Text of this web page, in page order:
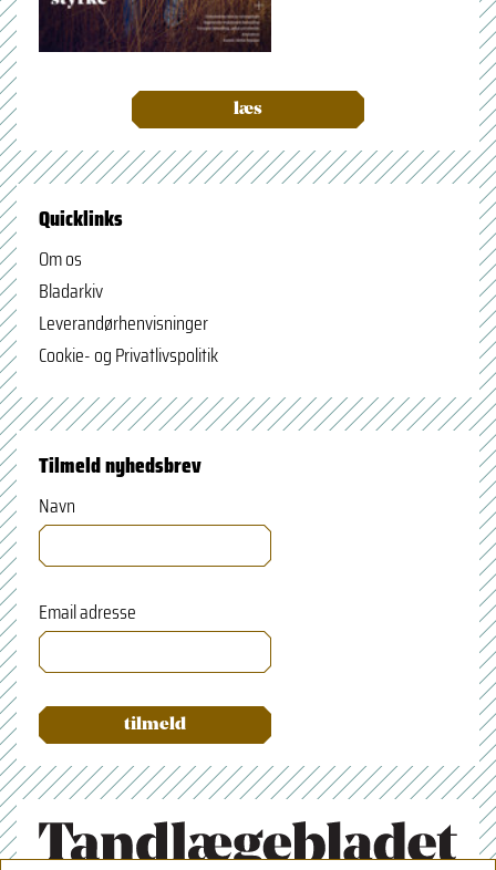
læs
Quicklinks
Om os
Bladarkiv
Leverandørhenvisninger
Cookie- og Privatlivspolitik
Tilmeld nyhedsbrev
Navn
Email adresse